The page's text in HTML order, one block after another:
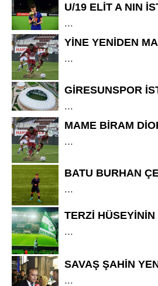
U/19 ELİT A NIN
...
YİNE YENİDEN
...
GİRESUNSPOR
...
MAME BİRAM
...
BATU BURHAN
...
TERZİ
...
SAVAŞ ŞAHİN
...